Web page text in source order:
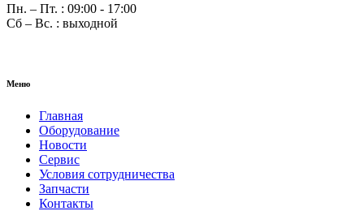
Пн. – Пт. : 09:00 - 17:00
Сб – Вс. : выходной
Меню
Главная
Оборудование
Новости
Сервис
Условия сотрудничества
Запчасти
Контакты